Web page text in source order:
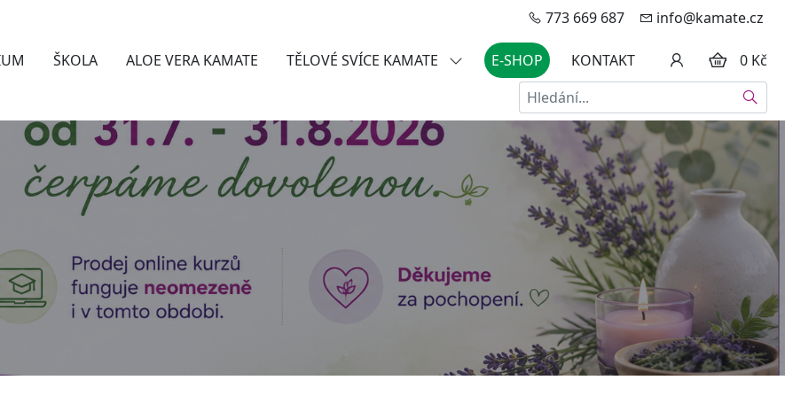
773 669 687 info@kamate.cz
ŠKOLA ALOE VERA KAMATE TĚLOVÉ SVÍCE KAMATE E-SHOP KONTAKT
0 Kč
Hledat